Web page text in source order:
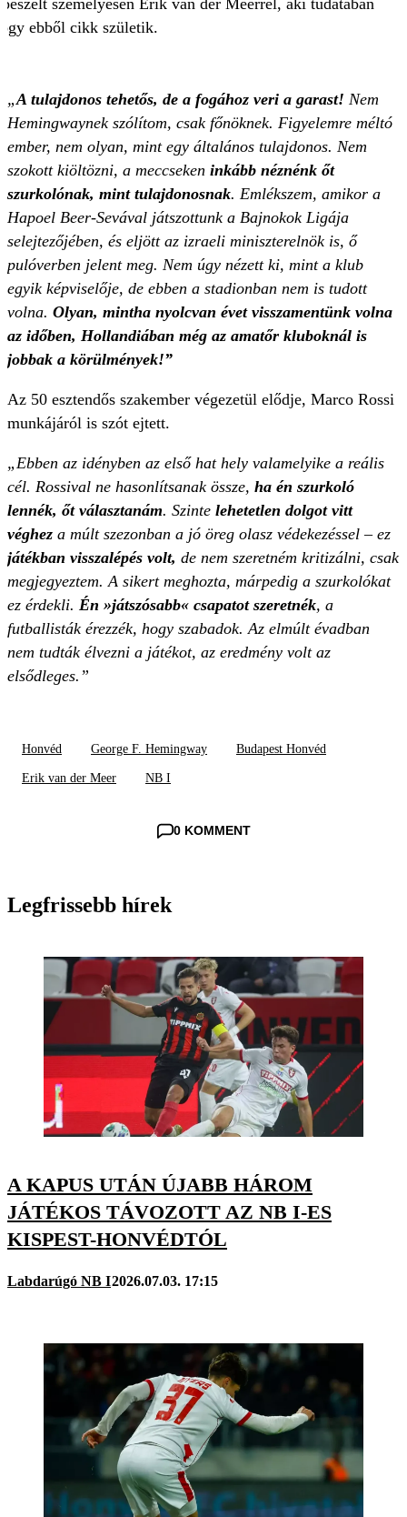
személyesen Erik van der Meerrel, aki tudatában
ebből cikk születik.
„A tulajdonos tehetős, de a fogához veri a garast! Nem
Hemingwaynek szólítom, csak főnöknek. Figyelemre méltó
ember, nem olyan, mint egy általános tulajdonos. Nem
szokott kiöltözni, a meccseken inkább néznénk őt
szurkolónak, mint tulajdonosnak. Emlékszem, amikor a
Hapoel Beer-Sevával játszottunk a Bajnokok Ligája
selejtezőjében, és eljött az izraeli miniszterelnök is, ő
pulóverben jelent meg. Nem úgy nézett ki, mint a klub
egyik képviselője, de ebben a stadionban nem is tudott
volna. Olyan, mintha nyolcvan évet visszamentünk volna
az időben, Hollandiában még az amatőr kluboknál is
jobbak a körülmények!”
Az 50 esztendős szakember végezetül elődje, Marco Rossi
munkájáról is szót ejtett.
„Ebben az idényben az első hat hely valamelyike a reális
cél. Rossival ne hasonlítsanak össze, ha én szurkoló
lennék, őt választanám. Szinte lehetetlen dolgot vitt
véghez a múlt szezonban a jó öreg olasz védekezéssel – ez
játékban visszalépés volt, de nem szeretném kritizálni, csak
megjegyeztem. A sikert meghozta, márpedig a szurkolókat
ez érdekli. Én »játszósabb« csapatot szeretnék, a
futballisták érezzék, hogy szabadok. Az elmúlt évadban
nem tudták élvezni a játékot, az eredmény volt az
elsődleges.”
Honvéd George F. Hemingway Budapest Honvéd
Erik van der Meer NB I
0 KOMMENT
Legfrissebb hírek
A KAPUS UTÁN ÚJABB HÁROM
JÁTÉKOS TÁVOZOTT AZ NB I-ES
KISPEST-HONVÉDTÓL
Labdarúgó NB I2026.07.03. 17:15